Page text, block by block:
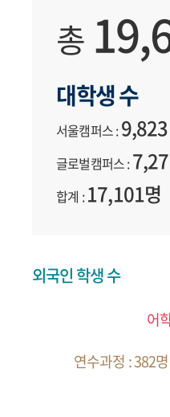
총
대학생 수
서울캠퍼스 :
글로벌캠퍼스 :
합계 :17,101명
외국인 학생 수
어
연수과정 : 382명